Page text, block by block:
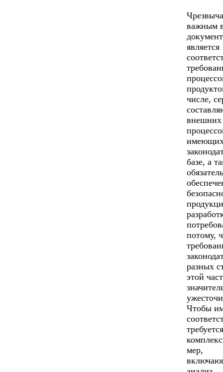
важным
является
числе,
внешних
базе, а
потому,
разных
этой
Чтобы
требуется
мер,